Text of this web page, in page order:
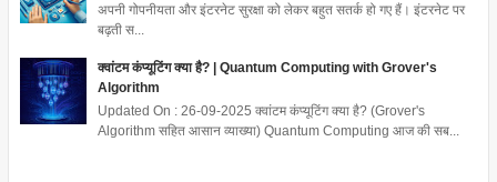
अपनी गोपनीयता और इंटरनेट सुरक्षा को लेकर बहुत सतर्क हो गए हैं। इंटरनेट पर
बढ़ती स...
क्वांटम कंप्यूटिंग क्या है? | Quantum Computing with Grover's
Algorithm
Updated On : 26-09-2025 क्वांटम कंप्यूटिंग क्या है? (Grover's
Algorithm सहित आसान व्याख्या) Quantum Computing आज की सब...